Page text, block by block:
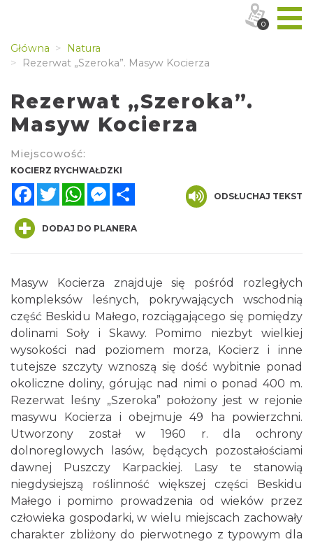
Główna
Natura
Rezerwat „Szeroka”. Masyw Kocierza
Rezerwat „Szeroka”.
Masyw Kocierza
Miejscowość:
KOCIERZ RYCHWAŁDZKI
FacebookTwitterWhatsAppMessenger
ODSŁUCHAJ TEKST
DODAJ DO PLANERA
Masyw Kocierza znajduje się pośród rozległych
kompleksów leśnych, pokrywających wschodnią
część Beskidu Małego, rozciągającego się pomiędzy
dolinami Soły i Skawy. Pomimo niezbyt wielkiej
wysokości nad poziomem morza, Kocierz i inne
tutejsze szczyty wznoszą się dość wybitnie ponad
okoliczne doliny, górując nad nimi o ponad 400 m.
Rezerwat leśny „Szeroka” położony jest w rejonie
masywu Kocierza i obejmuje 49 ha powierzchni.
Utworzony został w 1960 r. dla ochrony
dolnoreglowych lasów, będących pozostałościami
dawnej Puszczy Karpackiej. Lasy te stanowią
niegdysiejszą roślinność większej części Beskidu
Małego i pomimo prowadzenia od wieków przez
człowieka gospodarki, w wielu miejscach zachowały
charakter zbliżony do pierwotnego z typowym dla
0